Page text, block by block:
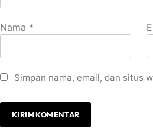
Nama *
Simpan nama, email, dan situs